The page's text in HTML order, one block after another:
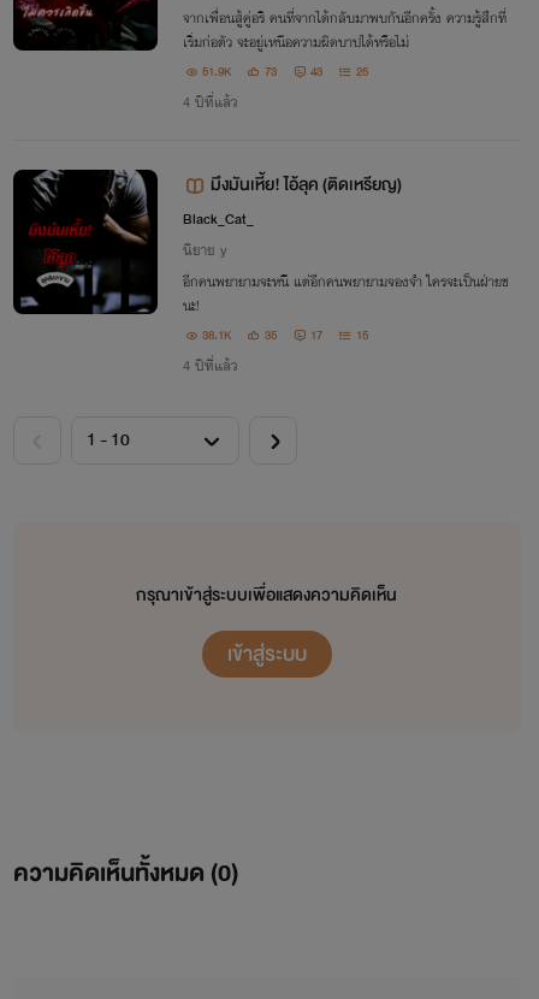
จากเพื่อนสู้คู่อริ คนที่จากได้กลับมาพบกันอีกครั้ง ความรู้สึกที่
เริ่มก่อตัว จะอยู่เหนือความผิดบาปได้หรือไม่
51.9K 73 43 25
4 ปีที่แล้ว
มึงมันเหี้ย! ไอ้ลุค (ติดเหรียญ)
Black_Cat_
นิยาย y
อีกคนพยายามจะหนี แต่อีกคนพยายามจองจำ ใครจะเป็นฝ่ายช
นะ!
38.1K 35 17 15
4 ปีที่แล้ว
กรุณาเข้าสู่ระบบเพื่อแสดงความคิดเห็น
เข้าสู่ระบบ
ความคิดเห็นทั้งหมด (0)